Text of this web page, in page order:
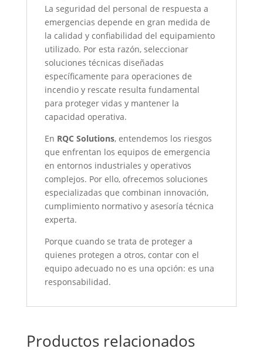
La seguridad del personal de respuesta a
emergencias depende en gran medida de
la calidad y confiabilidad del equipamiento
utilizado. Por esta razón, seleccionar
soluciones técnicas diseñadas
específicamente para operaciones de
incendio y rescate resulta fundamental
para proteger vidas y mantener la
capacidad operativa.
En RQC Solutions, entendemos los riesgos
que enfrentan los equipos de emergencia
en entornos industriales y operativos
complejos. Por ello, ofrecemos soluciones
especializadas que combinan innovación,
cumplimiento normativo y asesoría técnica
experta.
Porque cuando se trata de proteger a
quienes protegen a otros, contar con el
equipo adecuado no es una opción: es una
responsabilidad.
Productos relacionados